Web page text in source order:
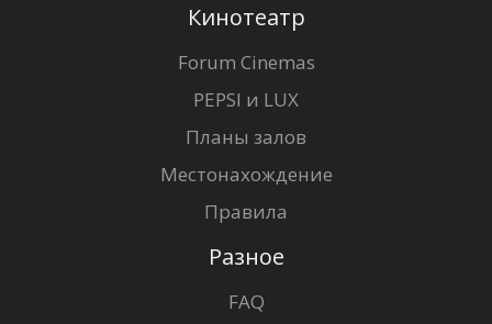
Кинотеатр
Forum Cinemas
PEPSI и LUX
Планы залов
Местонахождение
Правила
Разное
FAQ